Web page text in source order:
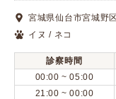
口コミ投稿
宮城県仙台市宮城野
イヌ / ネコ
診察時間
00:00 ~ 05:00
21:00 ~ 00:00